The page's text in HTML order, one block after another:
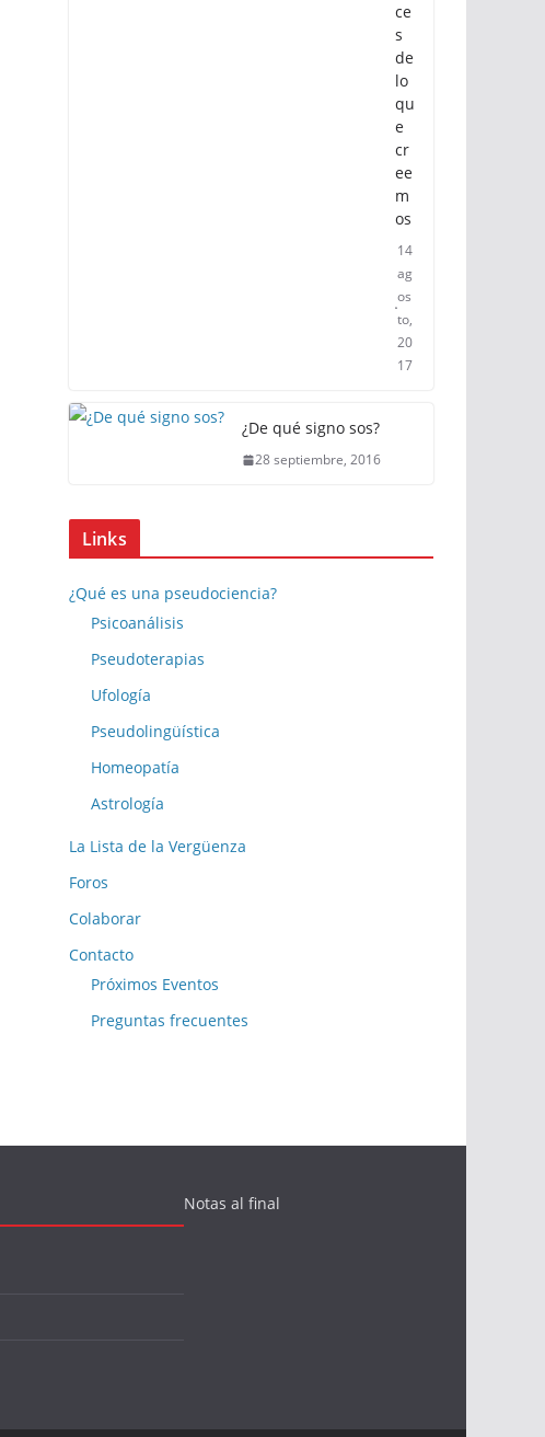
ce
s
de
lo
qu
e
cr
ee
m
os
14
ag
os
to,
20
17
¿De qué signo sos?
28 septiembre, 2016
Links
¿Qué es una pseudociencia?
Psicoanálisis
Pseudoterapias
Ufología
Pseudolingüística
Homeopatía
Astrología
La Lista de la Vergüenza
Foros
Colaborar
Contacto
Próximos Eventos
Preguntas frecuentes
Notas al final